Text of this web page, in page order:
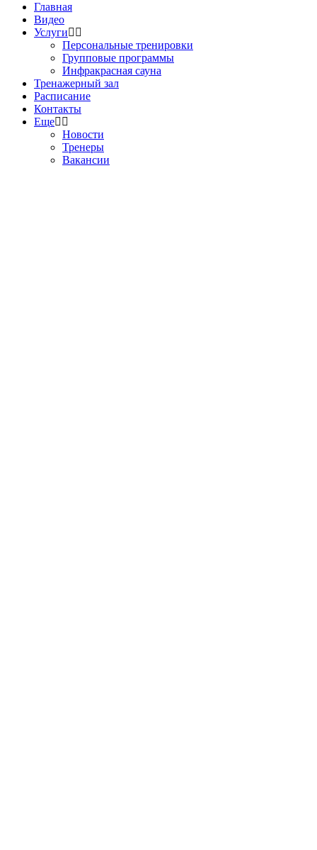
Главная
Видео
Услуги
Персональные тренировки
Групповые программы
Инфракрасная сауна
Тренажерный зал
Расписание
Контакты
Еще
Новости
Тренеры
Вакансии